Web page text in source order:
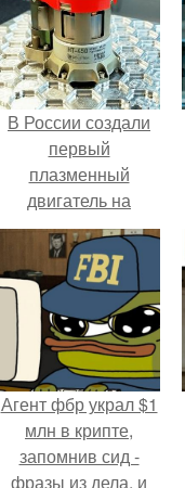
В России создали
первый
плазменный
двигатель на
криптоне.
Агент фбр украл $1
млн в крипте,
запомнив сид -
фразы из дела, и